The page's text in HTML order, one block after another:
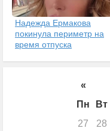
Надежда Ермакова
покинула периметр на
время отпуска
«
Пн
Вт
27
28